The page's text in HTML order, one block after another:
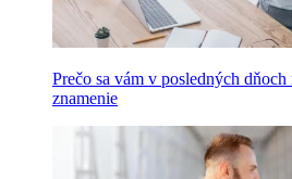
Prečo sa vám v posledných
znamenie